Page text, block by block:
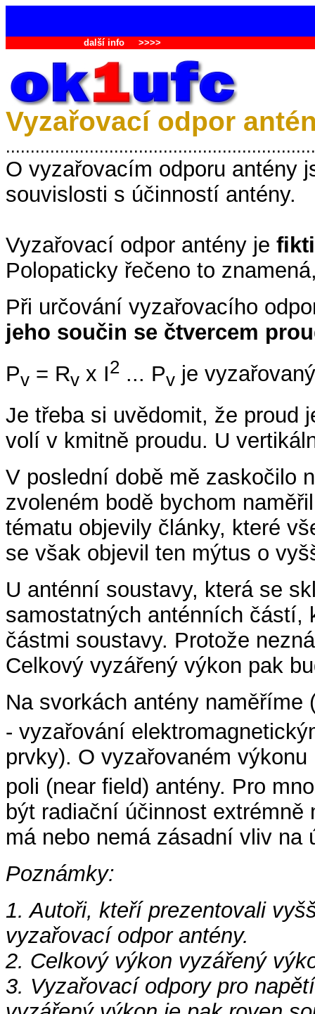
další info >>>>
Vyzařovací odpor
O vyzařovacím odporu antény
souvislosti s účinností antény.
Vyzařovací odpor antény je
Polopaticky řečeno to
Při určování vyzařovacího
jeho součin se čtvercem
Pv = Rv x I2 ... Pv je
Je třeba si uvědomit, že proud
volí v kmitně proudu. U
V poslední době mě zaskočilo
zvoleném bodě bychom
tématu objevily články, které
se však objevil ten mýtus o
U anténní soustavy, která se
samostatných anténních
částmi soustavy. Protože
Celkový vyzářený výkon pak
Na svorkách antény
- vyzařování
prvky). O vyzařovaném výkonu
poli (near field) antény. Pro
být radiační účinnost
má nebo nemá zásadní vliv na
Poznámky:
1. Autoři, kteří prezentovali
vyzařovací odpor antény.
2. Celkový výkon vyzářený
3. Vyzařovací odpory pro